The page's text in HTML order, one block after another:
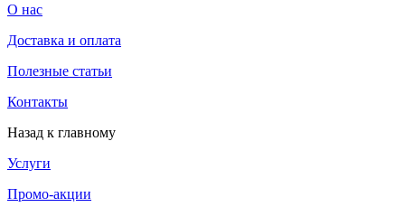
О нас
Доставка и оплата
Полезные статьи
Контакты
Назад к главному
Услуги
Промо-акции